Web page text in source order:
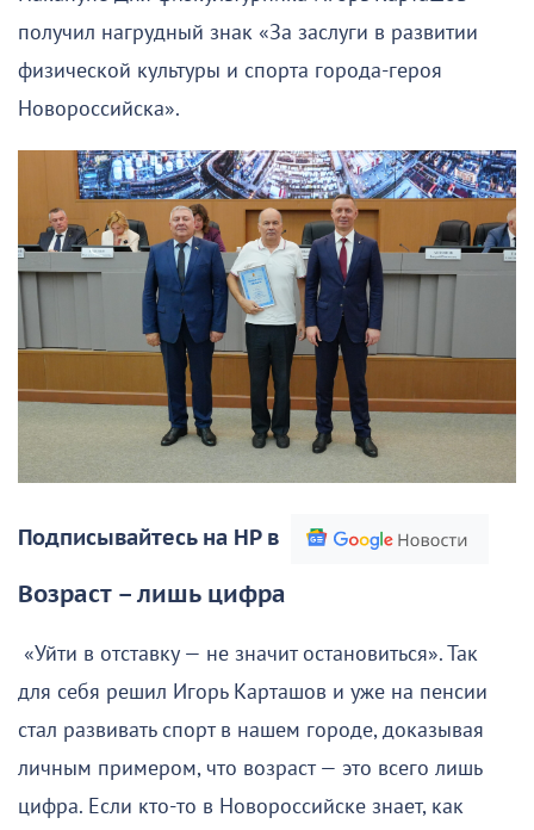
получил нагрудный знак «За заслуги в развитии
физической культуры и спорта города-героя
Новороссийска».
Подписывайтесь на НР в
Возраст – лишь цифра
«Уйти в отставку — не значит остановиться». Так
для себя решил Игорь Карташов и уже на пенсии
стал развивать спорт в нашем городе, доказывая
личным примером, что возраст — это всего лишь
цифра. Если кто-то в Новороссийске знает, как